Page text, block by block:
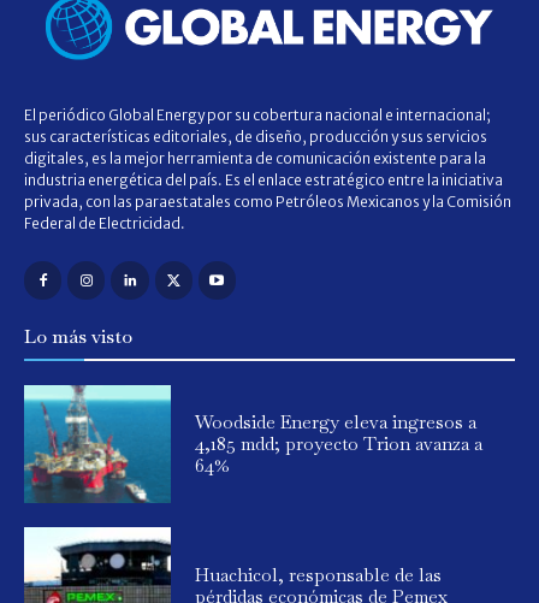
El periódico Global Energy por su cobertura nacional e internacional;
sus características editoriales, de diseño, producción y sus servicios
digitales, es la mejor herramienta de comunicación existente para la
industria energética del país. Es el enlace estratégico entre la iniciativa
privada, con las paraestatales como Petróleos Mexicanos y la Comisión
Federal de Electricidad.
Lo más visto
Woodside Energy eleva ingresos a
4,185 mdd; proyecto Trion avanza a
64%
Huachicol, responsable de las
pérdidas económicas de Pemex